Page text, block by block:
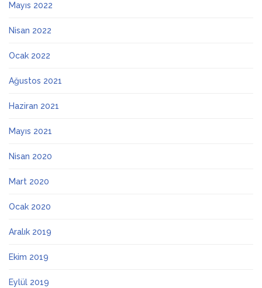
Mayıs 2022
Nisan 2022
Ocak 2022
Ağustos 2021
Haziran 2021
Mayıs 2021
Nisan 2020
Mart 2020
Ocak 2020
Aralık 2019
Ekim 2019
Eylül 2019